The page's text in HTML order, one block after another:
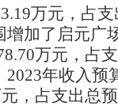
万元，占
加了启元广
万元，占
2023年收入预
，占支出总